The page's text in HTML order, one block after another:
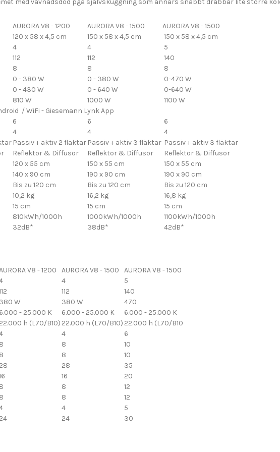
AURORA V8 - 1200 AURORA V8 - 1500
AURORA V8 - 1500
120 x 58 x 4,5 cm 150 x 58 x 4,5 cm
150 x 58 x 4,5 cm
4 4
5
112 112
140
8 8
8
0 - 380 W 0 - 380 W
0-470 W
0 - 430 W 0 - 640 W
0-640 W
810 W 1000 W
1100 W
/ WiFi - Giesemann Lynk App
6 6
6
4 4
4
Passiv + aktiv 2 fläktar Passiv + aktiv 3 fläktar Passiv + aktiv 3 fläktar
Reflektor & Diffusor Reflektor & Diffusor
Reflektor & Diffusor
120 x 55 cm 150 x 55 cm
150 x 55 cm
140 x 90 cm 190 x 90 cm
190 x 90 cm
Bis zu 120 cm Bis zu 120 cm
Bis zu 120 cm
10,2 kg 16,2 kg
16,8 kg
15 cm 15 cm
15 cm
810kWh/1000h 1000kWh/1000h
1100kWh/1000h
32dB* 38dB* 42dB*
V8 - 1200 AURORA V8 - 1500
AURORA V8 - 1500
4
5
112
140
380 W 380 W
470
6.000 - 25.000 K 6.000 - 25.000 K
6.000 - 25.000 K
22.000 h (L70/B10) 22.000 h (L70/B10) 22.000 h (L70/B10
4
6
8 8
10
8 8
10
28 28
35
16
20
8 8
12
8 8
12
4
5
24 24
30